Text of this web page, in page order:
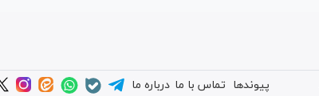
پیوندها تماس با ما درباره ما